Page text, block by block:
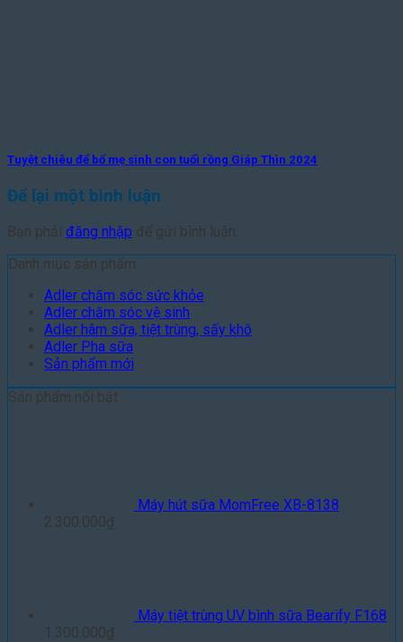
Tuyệt chiêu để bố mẹ sinh con tuổi rồng Giáp Thìn 2024
Để lại một bình luận
Bạn phải đăng nhập để gửi bình luận.
Danh mục sản phẩm
Adler chăm sóc sức khỏe
Adler chăm sóc vệ sinh
Adler hâm sữa, tiệt trùng, sấy khô
Adler Pha sữa
Sản phẩm mới
Sản phẩm nổi bật
Máy hút sữa MomFree XB-8138
2.300.000₫
Máy tiệt trùng UV bình sữa Bearify F168
1.300.000₫